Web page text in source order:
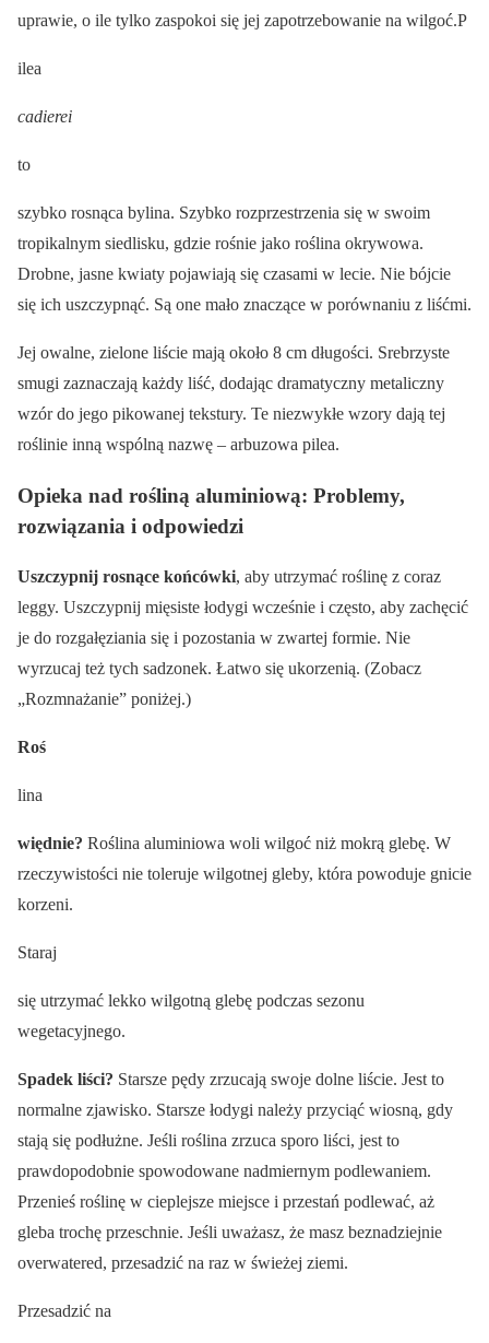
uprawie, o ile tylko zaspokoi się jej zapotrzebowanie na wilgoć.P
ilea
cadierei
to
szybko rosnąca bylina. Szybko rozprzestrzenia się w swoim
tropikalnym siedlisku, gdzie rośnie jako roślina okrywowa.
Drobne, jasne kwiaty pojawiają się czasami w lecie. Nie bójcie
się ich uszczypnąć. Są one mało znaczące w porównaniu z liśćmi.
Jej owalne, zielone liście mają około 8 cm długości. Srebrzyste
smugi zaznaczają każdy liść, dodając dramatyczny metaliczny
wzór do jego pikowanej tekstury. Te niezwykłe wzory dają tej
roślinie inną wspólną nazwę – arbuzowa pilea.
Opieka nad rośliną aluminiową: Problemy,
rozwiązania i odpowiedzi
Uszczypnij rosnące końcówki, aby utrzymać roślinę z coraz
leggy. Uszczypnij mięsiste łodygi wcześnie i często, aby zachęcić
je do rozgałęziania się i pozostania w zwartej formie. Nie
wyrzucaj też tych sadzonek. Łatwo się ukorzenią. (Zobacz
„Rozmnażanie” poniżej.)
Roś
lina
więdnie? Roślina aluminiowa woli wilgoć niż mokrą glebę. W
rzeczywistości nie toleruje wilgotnej gleby, która powoduje gnicie
korzeni.
Staraj
się utrzymać lekko wilgotną glebę podczas sezonu
wegetacyjnego.
Spadek liści? Starsze pędy zrzucają swoje dolne liście. Jest to
normalne zjawisko. Starsze łodygi należy przyciąć wiosną, gdy
stają się podłużne. Jeśli roślina zrzuca sporo liści, jest to
prawdopodobnie spowodowane nadmiernym podlewaniem.
Przenieś roślinę w cieplejsze miejsce i przestań podlewać, aż
gleba trochę przeschnie. Jeśli uważasz, że masz beznadziejnie
overwatered, przesadzić na raz w świeżej ziemi.
Przesadzić na